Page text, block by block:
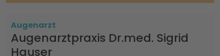
Augenarzt
Augenarztpraxis Dr.med. Sigrid
Hauser